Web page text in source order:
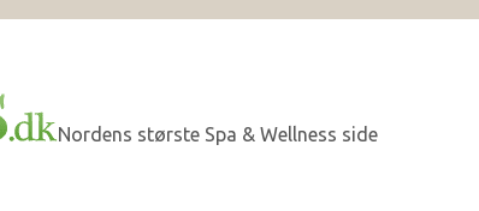
Nordens største Spa & Wellness side